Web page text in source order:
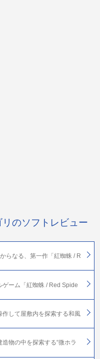
リのソフトレビュー
らなる、第一作「紅蜘蛛 / R
ーム「紅蜘蛛 / Red Spide
して屋敷内を探索する和風
物の中を探索する“微ホラ